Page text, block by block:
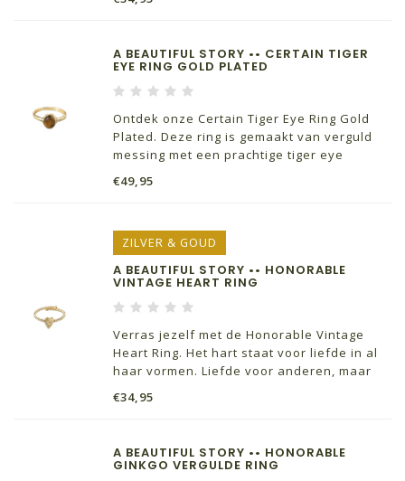
verstellen. Het hart staat voor liefde in al
A BEAUTIFUL STORY •• CERTAIN TIGER
EYE RING GOLD PLATED
Ontdek onze Certain Tiger Eye Ring Gold
Plated. Deze ring is gemaakt van verguld
messing met een prachtige tiger eye
verstelbaar. Tijgeroog zet je met beide
€49,95
ZILVER & GOUD
A BEAUTIFUL STORY •• HONORABLE
VINTAGE HEART RING
Verras jezelf met de Honorable Vintage
Heart Ring. Het hart staat voor liefde in al
haar vormen. Liefde voor anderen, maar
€34,95
A BEAUTIFUL STORY •• HONORABLE
GINKGO VERGULDE RING